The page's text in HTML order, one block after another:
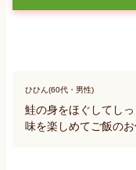
ひひん(60代・男性)
鮭の身をほぐしてし
味を楽しめてご飯のお